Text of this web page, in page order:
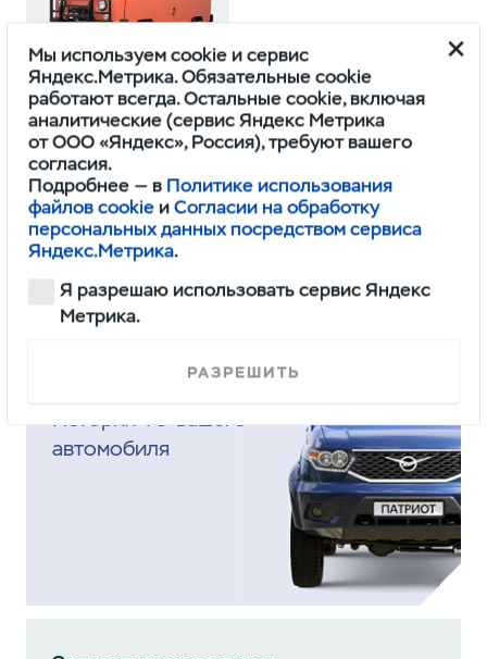
Буханка
Электронная сервисная
История ТО вашего
автомобиля
Мы используем cookie и сервис
Яндекс.Метрика. Обязательные cookie
работают всегда. Остальные cookie, включая
аналитические (сервис Яндекс Метрика
от ООО «Яндекс», Россия), требуют вашего
согласия.
Подробнее — в Политике использования
файлов cookie иСогласии на обработку
персональных данных посредством сервиса
Яндекс.Метрика.
Я разрешаю использовать сервис Яндекс
Метрика.
РАЗРЕШИТЬ